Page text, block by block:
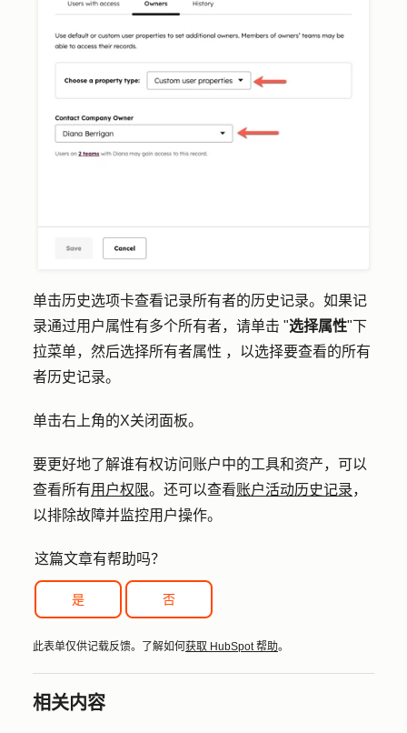
单击历史选项卡查看记录所有者的历史记录。如果记
录通过用户属性有多个所有者，请单击 "选择属性"下
拉菜单，然后选择所有者属性 ，以选择要查看的所有
者历史记录。
单击右上角的X关闭面板。
要更好地了解谁有权访问账户中的工具和资产，可以
查看所有用户权限。还可以查看账户活动历史记录，
以排除故障并监控用户操作。
这篇文章有帮助吗？
是 否
此表单仅供记载反馈。了解如何 获取 HubSpot 帮助。
相关内容